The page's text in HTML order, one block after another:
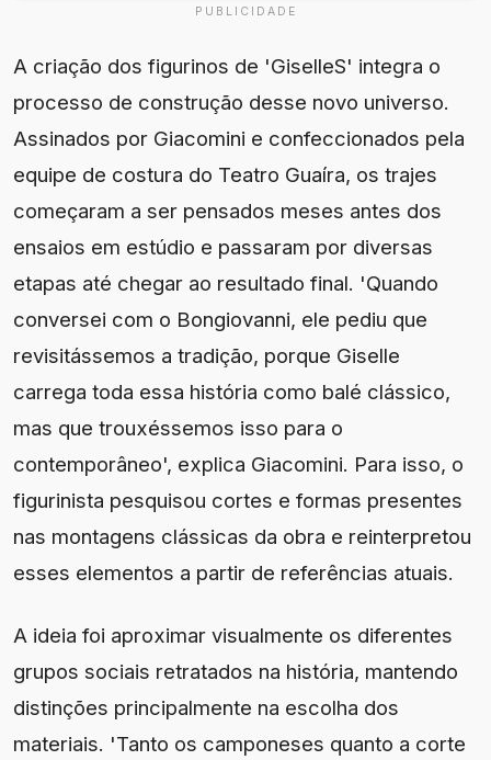
PUBLICIDADE
A criação dos figurinos de 'GiselleS' integra o
processo de construção desse novo universo.
Assinados por Giacomini e confeccionados pela
equipe de costura do Teatro Guaíra, os trajes
começaram a ser pensados meses antes dos
ensaios em estúdio e passaram por diversas
etapas até chegar ao resultado final. 'Quando
conversei com o Bongiovanni, ele pediu que
revisitássemos a tradição, porque Giselle
carrega toda essa história como balé clássico,
mas que trouxéssemos isso para o
contemporâneo', explica Giacomini. Para isso, o
figurinista pesquisou cortes e formas presentes
nas montagens clássicas da obra e reinterpretou
esses elementos a partir de referências atuais.
A ideia foi aproximar visualmente os diferentes
grupos sociais retratados na história, mantendo
distinções principalmente na escolha dos
materiais. 'Tanto os camponeses quanto a corte